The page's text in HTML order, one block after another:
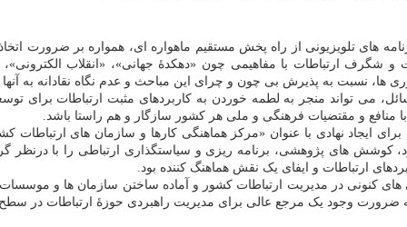
های تلویزیونی از راه پخش مستقیم ماهواره ای، همواره بر ضرورت
شگرف ارتباطات با مفاهیمی چون «دهکدهٔ جهانی»، «انقلاب
ها، نسبت به پذیرش بی چون و چرای این مباحث و عدم نگاه نقادانه به
می تواند منجر به لطمه خوردن به کاربردهای مثبت ارتباطات
منافع و مقتضیات فرهنگی و ملی هر کشور سازگار و هم راستا باشد.
ایجاد نهادی با عنوان «مرکز هماهنگی کارها و سازمان های ارتباطات
کوشش های پژوهشی، برنامه ریزی و سیاستگذاری ارتباطی را با
ارتباطات و ایفای یک نقش هماهنگ کننده بود.
های کنونی در مدیریت ارتباطات کشور و آماده ساختن سازمان ها و
ضرورت وجود یک مرجع عالی برای مدیریت راهبردی حوزهٔ ارتباطات در